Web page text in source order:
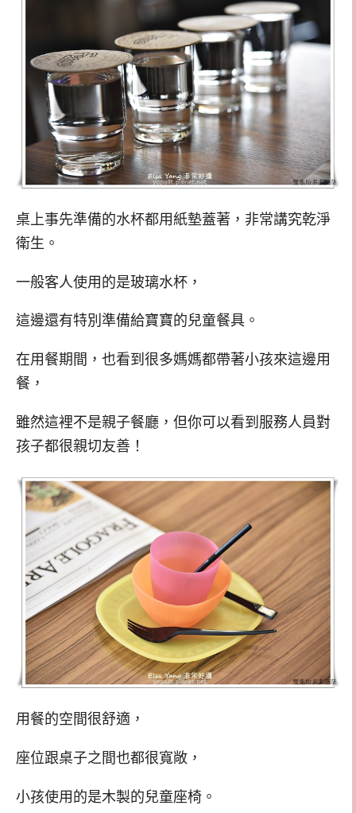
桌上事先準備的水杯都用紙墊蓋著，非常講究乾淨
衛生。
一般客人使用的是玻璃水杯，
這邊還有特別準備給寶寶的兒童餐具。
在用餐期間，也看到很多媽媽都帶著小孩來這邊用
餐，
雖然這裡不是親子餐廳，但你可以看到服務人員對
孩子都很親切友善！
用餐的空間很舒適，
座位跟桌子之間也都很寬敞，
小孩使用的是木製的兒童座椅。